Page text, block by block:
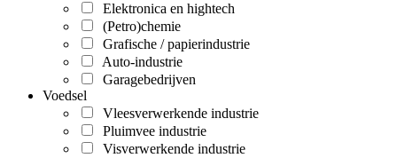
Elektronica en hightech
(Petro)chemie
Grafische / papierindustrie
Auto-industrie
Garagebedrijven
Voedsel
Vleesverwerkende industrie
Pluimvee industrie
Visverwerkende industrie